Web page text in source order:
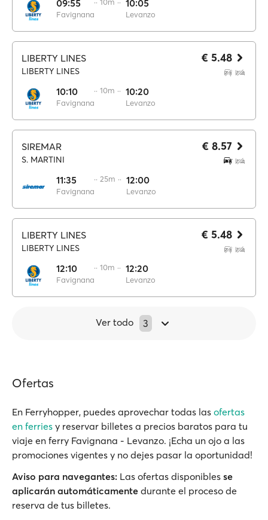
09:55
Favignana
10:05
Levanzo
LIBERTY LINES
LIBERTY LINES
10:10
Favignana
·· 10m ·· 10:20
Levanzo
€ 5.48
SIREMAR
S. MARTINI
11:35
Favignana
·· 25m ·· 12:00
Levanzo
€ 8.57
LIBERTY LINES
LIBERTY LINES
12:10
Favignana
·· 10m ·· 12:20
Levanzo
€ 5.48
Ver todo 3
Ofertas
En Ferryhopper, puedes aprovechar todas las ofertas
en ferries y reservar billetes a precios baratos para tu
viaje en ferry Favignana - Levanzo. ¡Echa un ojo a las
promociones vigentes y no dejes pasar la oportunidad!
Aviso para navegantes: Las ofertas disponibles se
aplicarán automáticamente durante el proceso de
reserva de tus billetes.